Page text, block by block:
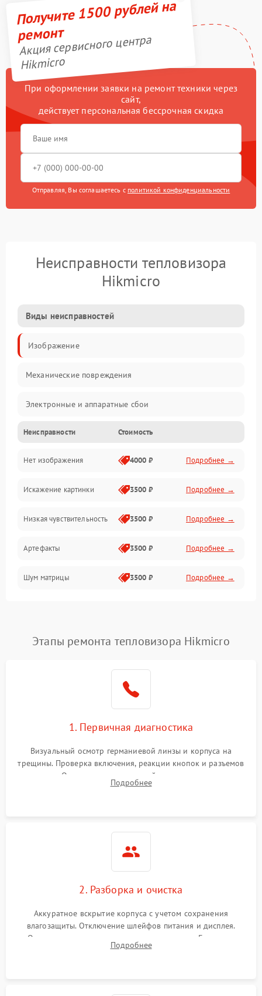
Получите 1500 рублей на
ремонт
Акция сервисного центра
Hikmicro
При оформлении заявки на ремонт техники через
сайт,
действует персональная бессрочная скидка
Отправляя, Вы соглашаетесь с политикой конфиденциальности
Неисправности тепловизора
Hikmicro
Виды неисправностей
Изображение
Механические повреждения
Электронные и аппаратные сбои
Неисправности сенсора и оптики
Программные ошибки
Электропитание
Измерения
Матрица
Проблемы питания
Сбои коммуникаций и интерфейсов
Экран (дисплей)
Неисправности Стоимость
Нет изображения 4000 ₽ Подробнее →
Искажение картинки 3500 ₽ Подробнее →
Низкая чувствительность 3500 ₽ Подробнее →
Артефакты 3500 ₽ Подробнее →
Шум матрицы 3500 ₽ Подробнее →
Этапы ремонта тепловизора Hikmicro
1. Первичная диагностика
Визуальный осмотр германиевой линзы и корпуса на
трещины. Проверка включения, реакции кнопок и разъемов
зарядки. Оценка вывода тепловой сигнатуры на экран,
проверка базовых функций и считывание системных
Подробнее
2. Разборка и очистка
Аккуратное вскрытие корпуса с учетом сохранения
влагозащиты. Отключение шлейфов питания и дисплея.
Очистка внутренних плат от окислов и пыли. Бережная
обработка германиевого объектива специализированными
Подробнее